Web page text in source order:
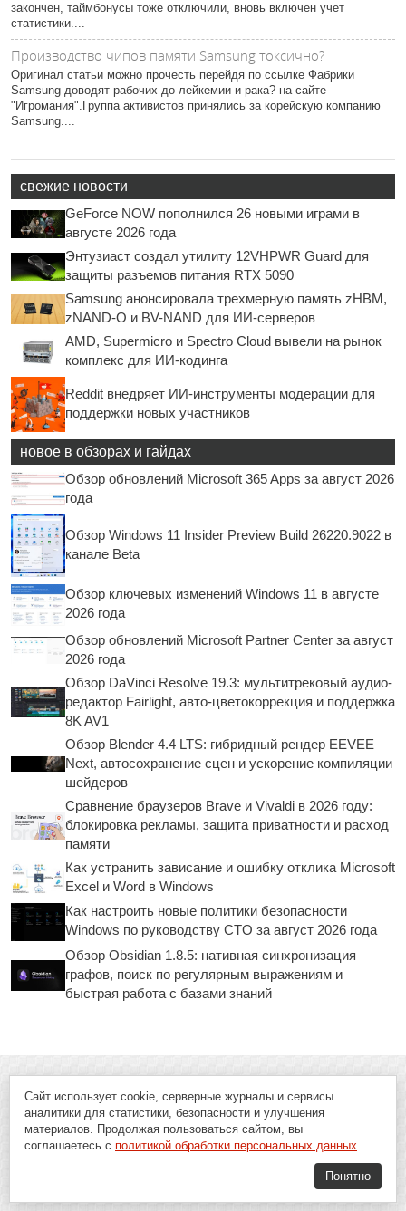
закончен, таймбонусы тоже отключили, вновь включен учет
статистики....
Производство чипов памяти Samsung токсично?
Оригинал статьи можно прочесть перейдя по ссылке Фабрики
Samsung доводят рабочих до лейкемии и рака? на сайте
"Игромания".Группа активистов принялись за корейскую компанию
Samsung....
свежие новости
GeForce NOW пополнился 26 новыми играми в
августе 2026 года
Энтузиаст создал утилиту 12VHPWR Guard для
защиты разъемов питания RTX 5090
Samsung анонсировала трехмерную память zHBM,
zNAND-O и BV-NAND для ИИ-серверов
AMD, Supermicro и Spectro Cloud вывели на рынок
комплекс для ИИ-кодинга
Reddit внедряет ИИ-инструменты модерации для
поддержки новых участников
новое в обзорах и гайдах
Обзор обновлений Microsoft 365 Apps за август 2026
года
Обзор Windows 11 Insider Preview Build 26220.9022 в
канале Beta
Обзор ключевых изменений Windows 11 в августе
2026 года
Обзор обновлений Microsoft Partner Center за август
2026 года
Обзор DaVinci Resolve 19.3: мультитрековый аудио-
редактор Fairlight, авто-цветокоррекция и поддержка
8K AV1
Обзор Blender 4.4 LTS: гибридный рендер EEVEE
Next, автосохранение сцен и ускорение компиляции
шейдеров
Сравнение браузеров Brave и Vivaldi в 2026 году:
блокировка рекламы, защита приватности и расход
памяти
Как устранить зависание и ошибку отклика Microsoft
Excel и Word в Windows
Как настроить новые политики безопасности
Windows по руководству CTO за август 2026 года
Обзор Obsidian 1.8.5: нативная синхронизация
графов, поиск по регулярным выражениям и
быстрая работа с базами знаний
Сайт использует cookie, серверные журналы и сервисы
аналитики для статистики, безопасности и улучшения
материалов. Продолжая пользоваться сайтом, вы
соглашаетесь с политикой обработки персональных данных.
Понятно